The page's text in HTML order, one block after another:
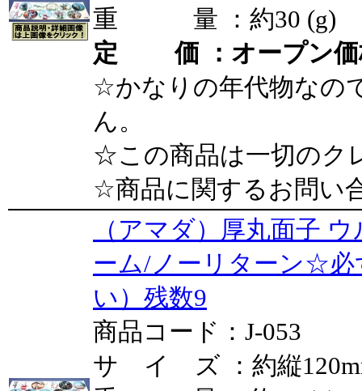
重 量 ：約30 (g)
定 価 ：オープン価
☆かなりの年代物なの
ん。
☆この商品は一切のク
☆商品に関するお問い
（アマダ）厚丸面子
ーム/ノーリターン☆必
い）残数9
商品コード：J-053
サ イ ズ ：約縦